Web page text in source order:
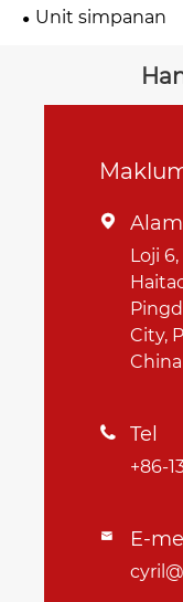
Unit simpanan

Loji 6,
City,
China
 Tel
+86-
 E-mel